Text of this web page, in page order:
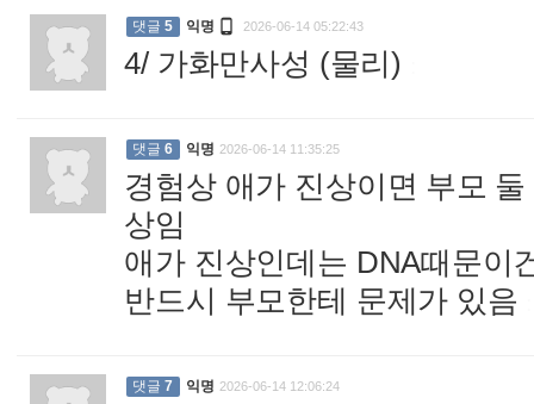
댓글 5 익명  2026-06-14 05:22:43
4/ 가화만사성 (물리)
댓글 6 익명 2026-06-14 11:35:25
경험상 애가 진상이면 부모
상임
애가 진상인데는 DNA때문이
반드시 부모한테 문제가 있음
댓글 7 익명 2026-06-14 12:06:24